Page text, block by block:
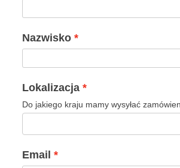
Nazwisko
Lokalizacja
Do jakiego kraju mamy wysyłać
Email